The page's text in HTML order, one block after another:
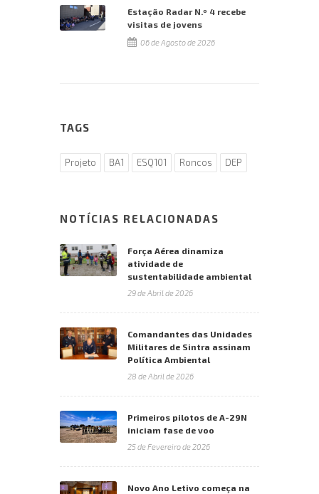
Estação Radar N.º 4 recebe
visitas de jovens
06 de Agosto de 2026
TAGS
Projeto BA1 ESQ101 Roncos DEP
NOTÍCIAS RELACIONADAS
Força Aérea dinamiza
atividade de
sustentabilidade ambiental
29 de Abril de 2026
Comandantes das Unidades
Militares de Sintra assinam
Política Ambiental
28 de Abril de 2026
Primeiros pilotos de A-29N
iniciam fase de voo
25 de Fevereiro de 2026
Novo Ano Letivo começa na